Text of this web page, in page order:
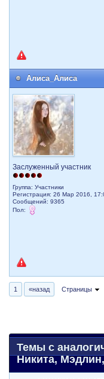
Алиса_Алиса
Заслуженный участник
Группа: Участники
Регистрация: 26 Мар 2016,
Сообщений: 9365
Пол:
1 «назад Страницы
Темы с
Никита,